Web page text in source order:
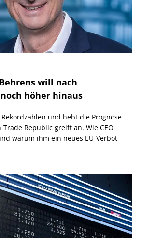
will nach
höher hinaus
und hebt die Prognose
Republic greift an. Wie CEO
warum ihm ein neues EU-Verbot